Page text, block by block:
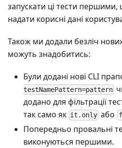
запускати ці тести
надати корисні дані
Також ми додали безліч
можуть знадобитись:
Були додані нові CLI
testNamePattern=pattern
додано для фільтрації
так само як it.only або
Попередньо провальні
виконуються першими.